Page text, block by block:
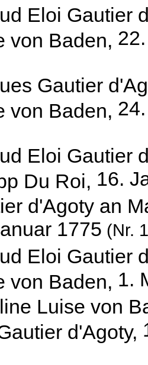
Eloi Gautier
von Baden,
Gautier
von Baden,
Eloi Gautier
Du Roi, 16.
d'Agoty an
1775 (Nr.
Eloi Gautier
von Baden, 1.
Luise von
d'Agoty,